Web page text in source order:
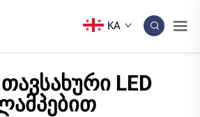
KA
LED